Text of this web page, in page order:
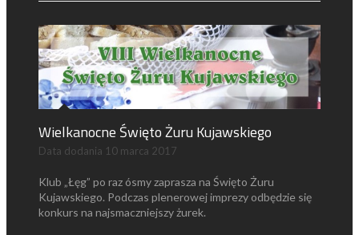
Wielkanocne Święto Żuru Kujawskiego
Data dodania 10 marca 2017
Klub „Łęg” po raz ósmy zaprasza na Święto Żuru
Kujawskiego. Podczas plenerowej imprezy odbędzie się
konkurs na najsmaczniejszy żurek.